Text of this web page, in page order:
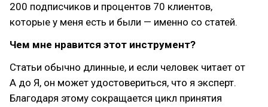
200 подписчиков и процентов 70 клиентов,
которые у меня есть и были — именно со статей.
Чем мне нравится этот инструмент?
Статьи обычно длинные, и если человек читает от
А до Я, он может удостовериться, что я эксперт.
Благодаря этому сокращается цикл принятия